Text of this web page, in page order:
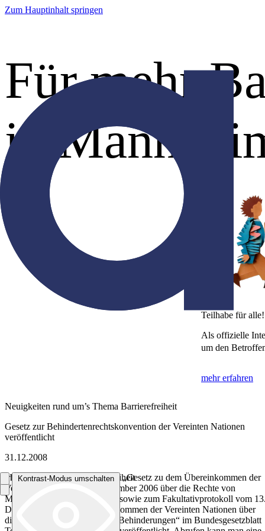
Arbeitsgemeinschaft Barrierefreiheit
Kontrast-Modus umschalten
Zum Hauptinhalt springen
Für mehr
in
Teilhabe für alle!
Als offizielle
um den
mehr erfahren
Neuigkeiten rund um’s Thema Barrierefreiheit
Gesetz zur Behindertenrechtskonvention der Vereinten Nationen
veröffentlicht
31.12.2008
31.12.2008 – Heute wurde das „Gesetz zu dem Übereinkommen der
Vereinten Nationen vom Dezember 2006 über die Rechte von
Menschen mit Behinderungen sowie zum Fakultativprotokoll vom 13.
Dezember 2006 zum Übereinkommen der Vereinten Nationen über
die Rechte von Menschen mit Behinderungen“ im Bundesgesetzblatt